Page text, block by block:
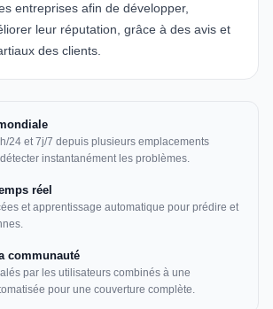
entreprises afin de développer,
leur réputation, grâce à des avis et
des clients.
24 et 7j/7 depuis plusieurs emplacements
instantanément les problèmes.
réel
et apprentissage automatique pour prédire et
communauté
par les utilisateurs combinés à une
pour une couverture complète.